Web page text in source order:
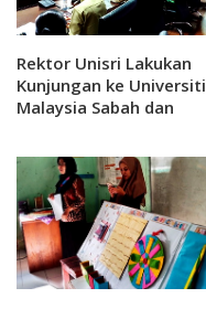
Rektor Unisri Lakukan
Kunjungan ke Universiti
Malaysia Sabah dan